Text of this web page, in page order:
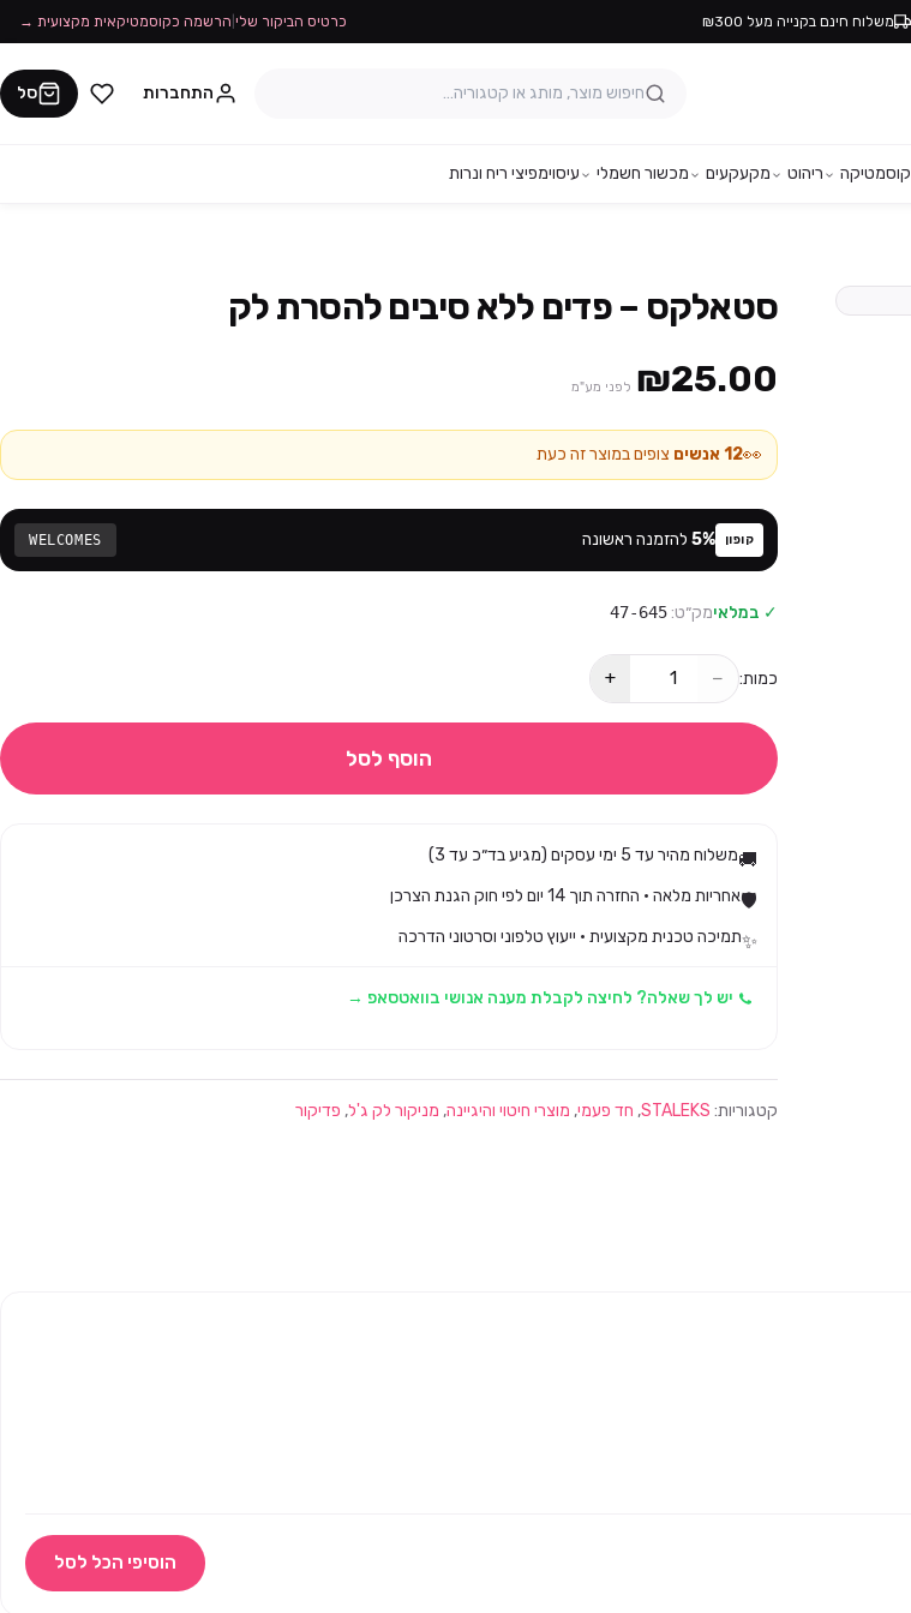
משלוח חינם בקנייה מעל ₪300 כרטיס הביקור שלי הרשמה כקוסמטיקאית מקצועית →
התחברות סל
קוסמטיקה ריהוט מקעקעים מכשור חשמלי עיסוימפיצי ריח ונרות
סטאלקס – פדים ללא סיבים להסרת לק
₪25.00 לפני מע"מ
👀
12אנשים צופים במוצר זה כעת
קופון 5% להזמנה ראשונה WELCOMES
✓ במלאימק״ט:47-645
כמות: −
+
הוסף לסל
🚚משלוח מהיר עד 5 ימי עסקים (מגיע בד״כ עד 3)
🛡️אחריות מלאה · החזרה תוך 14 יום לפי חוק הגנת הצרכן
✨תמיכה טכנית מקצועית · ייעוץ טלפוני וסרטוני הדרכה
יש לך שאלה? לחיצה לקבלת מענה אנושי בוואטסאפ →
קטגוריות: STALEKS
, חד פעמי, מוצרי חיטוי והיגיינה, מניקור לק ג'ל, פדיקור
הוסיפי הכל לסל